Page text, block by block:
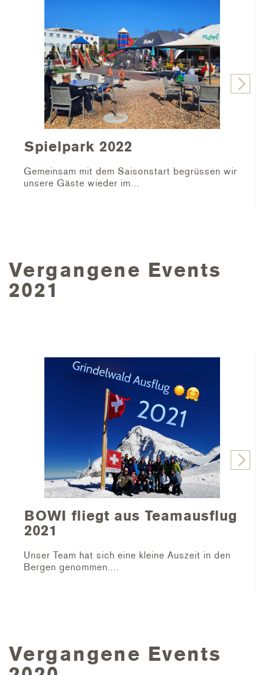
Spielpark 2022
Gemeinsam mit dem Saisonstart begrüssen wir
unsere Gäste wieder im...
Vergangene Events
2021
BOWI fliegt aus Teamausflug
2021
Unser Team hat sich eine kleine Auszeit in den
Bergen genommen....
Vergangene Events